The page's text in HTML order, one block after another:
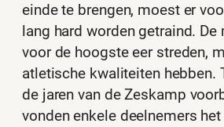
einde te brengen, moest er
lang hard worden getraind.
voor de hoogste eer streden,
atletische kwaliteiten hebben.
de jaren van de Zeskamp
vonden enkele deelnemers